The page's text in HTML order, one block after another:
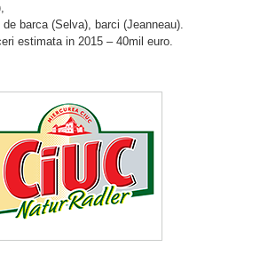
barca (Selva), barci (Jeanneau).
estimata in 2015 – 40mil euro.